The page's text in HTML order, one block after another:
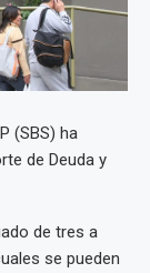
(SBS) ha
de Deuda y
de tres a
se pueden